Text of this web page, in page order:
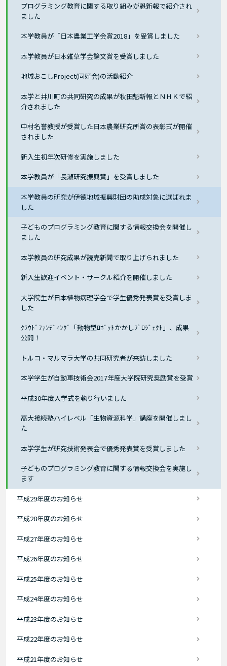
プログラミング教育に関する取り組みが魁新報で紹介され
ました
本学教員が「日本農業工学会賞2018」を受賞しました
本学教員が日本雑草学会論文賞を受賞しました
地域おこしProject(同好会)の活動紹介
本学と井川町の共同研究の成果が秋田魁新報とＮＨＫで紹
介されました
中村名誉教授が受賞した日本農業研究所賞の表彰式が開催
されました
新入生初年次研修を実施しました
本学教員が「長瀬研究振興賞」を受賞しました
本学教員の研究が伊徳地域振興財団の助成対象に選ばれま
した
子どものプログラミング教育に関する情報交換会を開催し
ました
本学教員の研究成果が読売新聞で取り上げられました
新入生歓迎イベント・サークル紹介を開催しました
大学院生が日本植物病理学会で学生優秀発表賞を受賞しま
した
ｸﾗｳﾄﾞﾌｧﾝﾃﾞｨﾝｸﾞ「動物型ﾛﾎﾞｯﾄかかしﾌﾟﾛｼﾞｪｸﾄ」、成果
公開！
トルコ・マルマラ大学の共同研究者が来訪しました
本学学生が自動車技術会2017年度大学院研究奨励賞を受賞
平成30年度入学式を執り行いました
高大接続塾ハイレベル「生物資源科学」講座を開催しまし
た
本学学生が研究技術発表会で優秀発表賞を受賞しました
子どものプログラミング教育に関する情報交換会を実施し
ます
平成29年度のお知らせ
平成28年度のお知らせ
平成27年度のお知らせ
平成26年度のお知らせ
平成25年度のお知らせ
平成24年度のお知らせ
平成23年度のお知らせ
平成22年度のお知らせ
平成21年度のお知らせ